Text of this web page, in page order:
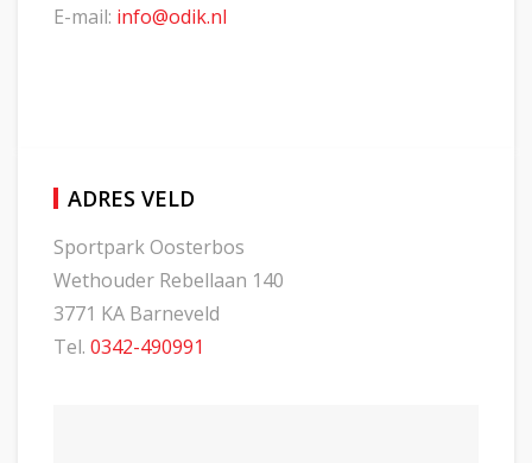
E-mail: info@odik.nl
ADRES VELD
Sportpark Oosterbos
Wethouder Rebellaan 140
3771 KA Barneveld
Tel. 0342-490991